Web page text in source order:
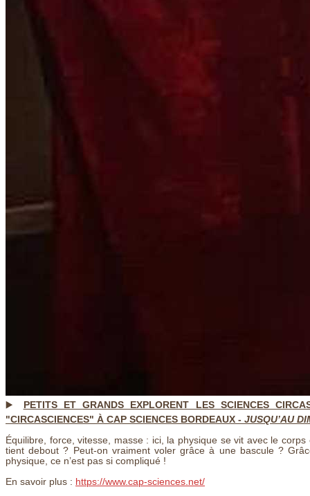
▶️
PETITS ET GRANDS EXPLORENT LES SCIENCES
"CIRCASCIENCES" À CAP SCIENCES BORDEAUX - JUSQU’AU
Équilibre, force, vitesse, masse : ici, la physique se vit avec le
tient debout ? Peut-on vraiment voler grâce à une bascule ?
physique, ce n’est pas si compliqué !
En savoir plus : https://www.cap-sciences.net/